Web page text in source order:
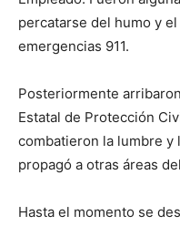
percatarse del humo y
emergencias 911.
Posteriormente
Estatal de Protección
combatieron la lumbre y
propagó a otras áreas
Hasta el momento se